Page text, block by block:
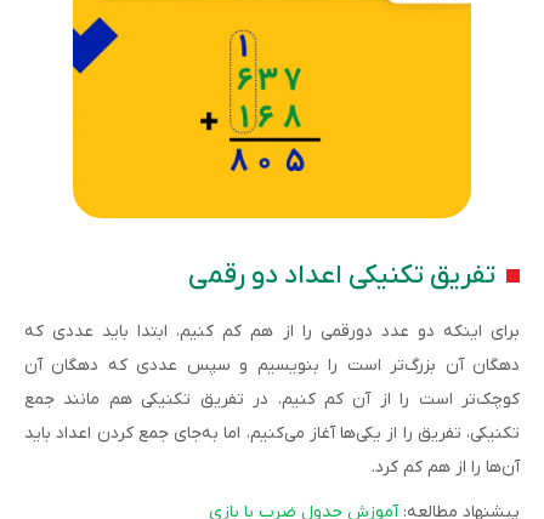
تفریق تکنیکی اعداد دو رقمی
برای اینکه دو عدد دورقمی را از هم کم کنیم، ابتدا باید عددی که
دهگان آن بزرگ‌تر است را بنویسیم و سپس عددی که دهگان آن
کوچک‌تر است را از آن کم کنیم. در تفریق تکنیکی هم مانند جمع
تکنیکی، تفریق را از یکی‌ها آغاز می‌کنیم، اما به‌جای جمع کردن اعداد باید
آن‌ها را از هم کم کرد.
پیشنهاد مطالعه:آموزش جدول ضرب با بازی